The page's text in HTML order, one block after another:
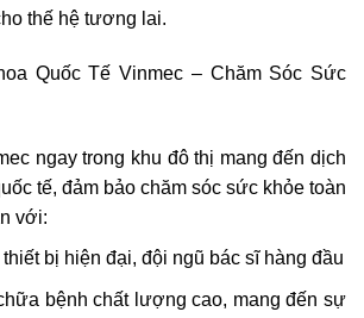
thế hệ tương lai.
Quốc Tế Vinmec – Chăm Sóc Sức
ngay trong khu đô thị mang đến dịch
tế, đảm bảo chăm sóc sức khỏe toàn
với:
bị hiện đại, đội ngũ bác sĩ hàng đầu
bệnh chất lượng cao, mang đến sự